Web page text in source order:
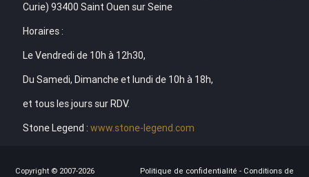
Curie) 93400 Saint Ouen sur Seine
Horaires :
Le Vendredi de 10h à 12h30,
Du Samedi, Dimanche et lundi de 10h à 18h,
et tous les jours sur RDV.
Stone Legend : www.stone-legend.com
Copyright © 2007-2026 Politique de confidentialité - Conditions de